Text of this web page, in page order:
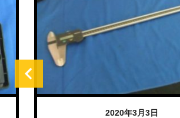
2020年3月3日